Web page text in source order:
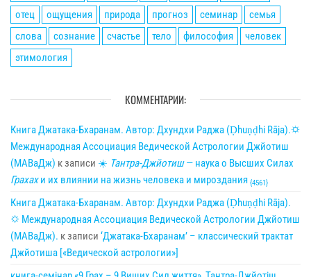
отец
ощущения природа прогноз семинар
семья
слова
сознание счастье тело философия
человек
этимология
КОММЕНТАРИИ:
Книга Джатака-Бхаранам. Автор: Дхундхи Раджа (Ḍhuṇḍhi Rāja).🌣
Международная Ассоциация Ведической Астрологии Джйотиш
(МАВаДж) к записи ☀ Тантра-Джйотиш— наука о Высших Силах
Грахахи их влиянии на жизнь человека и мироздания {4561}
Книга Джатака-Бхаранам. Автор: Дхундхи Раджа (Ḍhuṇḍhi Rāja).
🌣 Международная Ассоциация Ведической Астрологии Джйотиш
(МАВаДж). к записи ‘Джатака-Бхаранам’ – классический трактат
Джйотиша [«Ведической астрологии»]